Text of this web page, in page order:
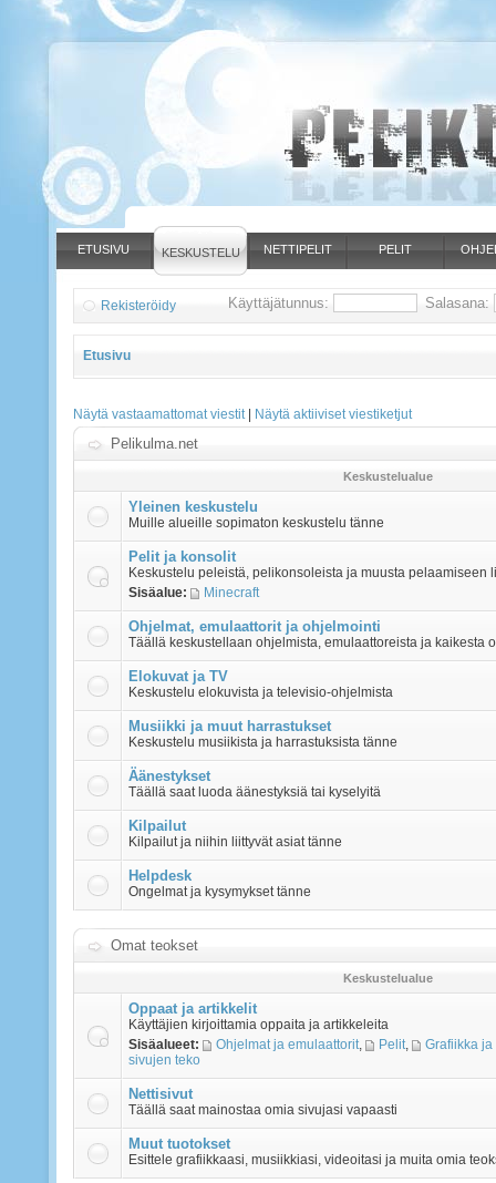
ETUSIVU KESKUSTELU NETTIPELIT PELIT
Rekisteröidy Käyttäjätunnus: Salasana:
Etusivu
Näytä vastaamattomat viestit| Näytä aktiiviset viestiketjut
Pelikulma.net
Keskustelualue
Yleinen keskustelu
Muille alueille sopimaton keskustelu tänne
Pelit ja konsolit
Keskustelu peleistä, pelikonsoleista ja muusta pelaamiseen
Sisäalue:
Minecraft
Ohjelmat, emulaattorit ja ohjelmointi
Täällä keskustellaan ohjelmista, emulaattoreista ja kaikesta
Elokuvat ja TV
Keskustelu elokuvista ja televisio-ohjelmista
Musiikki ja muut harrastukset
Keskustelu musiikista ja harrastuksista tänne
Äänestykset
Täällä saat luoda äänestyksiä tai kyselyitä
Kilpailut
Kilpailut ja niihin liittyvät asiat tänne
Helpdesk
Ongelmat ja kysymykset tänne
Omat teokset
Keskustelualue
Oppaat ja artikkelit
Käyttäjien kirjoittamia oppaita ja artikkeleita
Sisäalueet:
Ohjelmat ja emulaattorit, Pelit,
Grafiikka ja
sivujen teko
Nettisivut
Täällä saat mainostaa omia sivujasi vapaasti
Muut tuotokset
Esittele grafiikkaasi, musiikkiasi, videoitasi ja muita omia